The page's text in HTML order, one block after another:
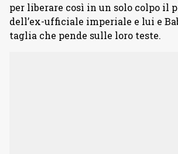
per liberare così in un solo colpo il
dell’ex-ufficiale imperiale e lui e
taglia che pende sulle loro teste.